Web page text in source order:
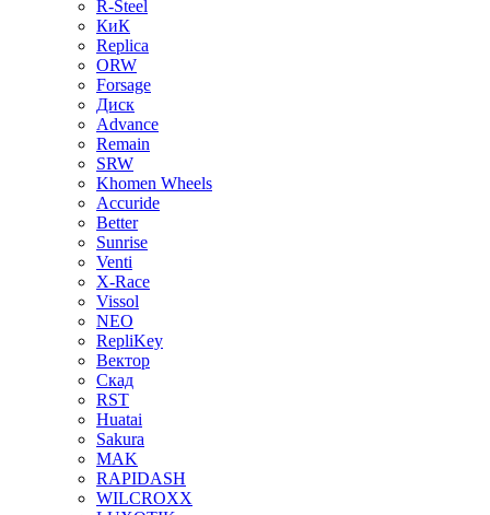
R-Steel
КиК
Replica
ORW
Forsage
Диск
Advance
Remain
SRW
Khomen Wheels
Accuride
Better
Sunrise
Venti
X-Race
Vissol
NEO
RepliKey
Вектор
Скад
RST
Huatai
Sakura
MAK
RAPIDASH
WILCROXX